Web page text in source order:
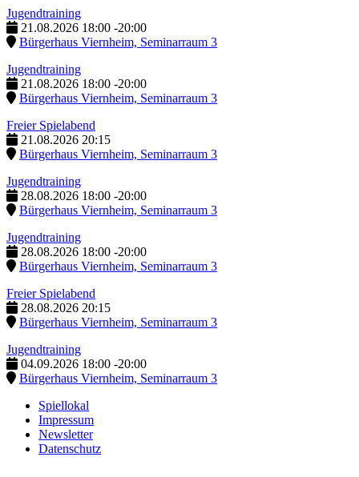
Jugendtraining
21.08.2026 18:00 -20:00
Bürgerhaus Viernheim, Seminarraum 3
Jugendtraining
21.08.2026 18:00 -20:00
Bürgerhaus Viernheim, Seminarraum 3
Freier Spielabend
21.08.2026 20:15
Bürgerhaus Viernheim, Seminarraum 3
Jugendtraining
28.08.2026 18:00 -20:00
Bürgerhaus Viernheim, Seminarraum 3
Jugendtraining
28.08.2026 18:00 -20:00
Bürgerhaus Viernheim, Seminarraum 3
Freier Spielabend
28.08.2026 20:15
Bürgerhaus Viernheim, Seminarraum 3
Jugendtraining
04.09.2026 18:00 -20:00
Bürgerhaus Viernheim, Seminarraum 3
Spiellokal
Impressum
Newsletter
Datenschutz